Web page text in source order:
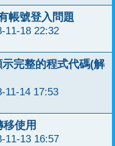
帳號登入問題
11-18 22:32
完整的程式代碼(解
11-14 17:53
使用
11-13 16:57